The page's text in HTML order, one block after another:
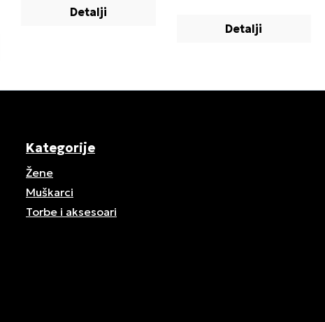
Detalji
Detalji
Kategorije
Žene
Muškarci
Torbe i aksesoari